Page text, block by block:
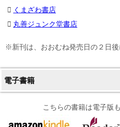
くまざわ書店
丸善ジュンク堂書店
※新刊は、おおむね発売日の２日
電子書籍
こちらの書籍は電子版